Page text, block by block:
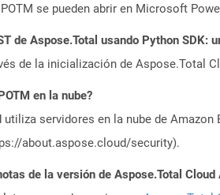
se pueden abrir en Microsoft
de Aspose.Total usando Python SDK:
de la inicialización de Aspose.Total
en la nube?
utiliza servidores en la nube de
about.aspose.cloud/security).
de la versión de Aspose.Total Cloud